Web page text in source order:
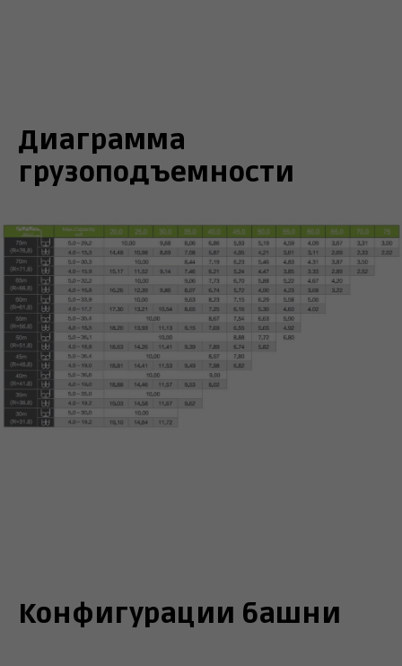
Диаграмма
грузоподъемности
Конфигурации башни